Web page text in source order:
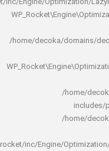
/home/decoka/
/
/
rocket/inc/Engine/